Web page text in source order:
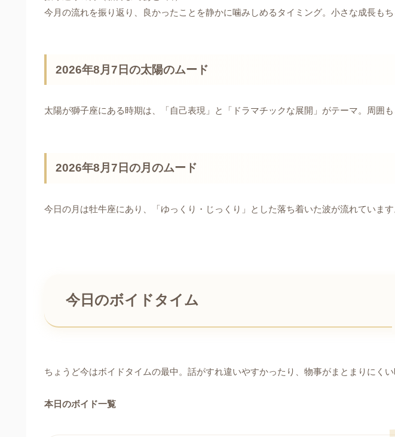
今月の流れを振り返り、良かったことを静かに噛みしめるタイミング。小さな成長もち
2026年8月7日の太陽のムード
太陽が獅子座にある時期は、「自己表現」と「ドラマチックな展開」がテーマ。周囲
2026年8月7日の月のムード
今日の月は牡牛座にあり、「ゆっくり・じっくり」とした落ち着いた波が流れていま
今日のボイドタイム
ちょうど今はボイドタイムの最中。話がすれ違いやすかったり、物事がまとまりにく
本日のボイド一覧